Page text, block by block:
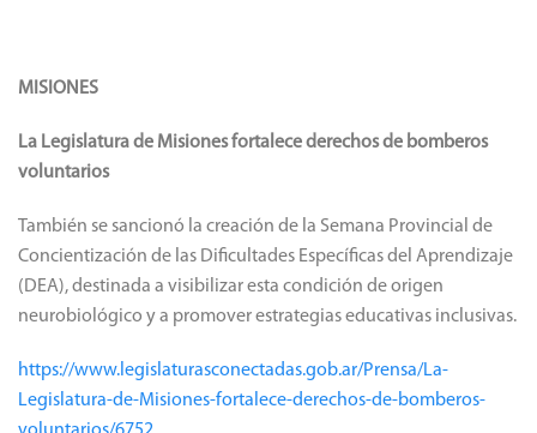
MISIONES
La Legislatura de Misiones fortalece derechos de bomberos
voluntarios
También se sancionó la creación de la Semana Provincial de
Concientización de las Dificultades Específicas del Aprendizaje
(DEA), destinada a visibilizar esta condición de origen
neurobiológico y a promover estrategias educativas inclusivas.
https://www.legislaturasconectadas.gob.ar/Prensa/La-
Legislatura-de-Misiones-fortalece-derechos-de-bomberos-